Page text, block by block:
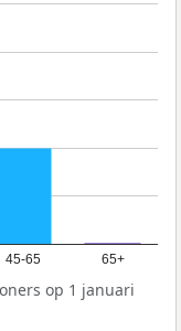
45-65 65+
op 1 januari